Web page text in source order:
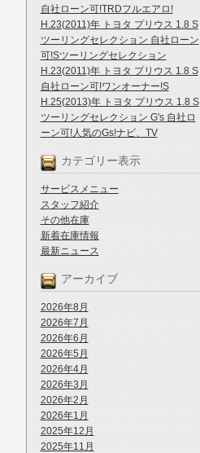
自社ローン可!TRDフルエアロ!
H.23(2011)年 トヨタ プリウス 1.8 S
ツーリングセレクション 自社ローン
可!Sツーリングセレクション
H.23(2011)年 トヨタ プリウス 1.8 S
自社ローン可!ワンオーナー!S
H.25(2013)年 トヨタ プリウス 1.8 S
ツーリングセレクション G's 自社ロ
ーン可!人気のGs!ナビ、TV
カテゴリー表示
サービスメニュー
スタッフ紹介
その他在庫
新着在庫情報
最新ニュース
アーカイブ
2026年8月
2026年7月
2026年6月
2026年5月
2026年4月
2026年3月
2026年2月
2026年1月
2025年12月
2025年11月